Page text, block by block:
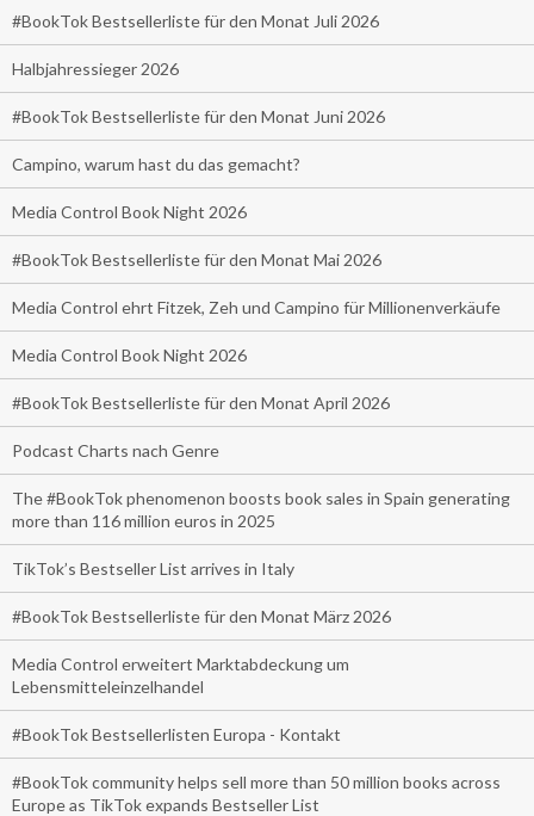
#BookTok Bestsellerliste für den Monat Juli 2026
Halbjahressieger 2026
#BookTok Bestsellerliste für den Monat Juni 2026
Campino, warum hast du das gemacht?
Media Control Book Night 2026
#BookTok Bestsellerliste für den Monat Mai 2026
Media Control ehrt Fitzek, Zeh und Campino für Millionenverkäufe
Media Control Book Night 2026
#BookTok Bestsellerliste für den Monat April 2026
Podcast Charts nach Genre
The #BookTok phenomenon boosts book sales in Spain generating
more than 116 million euros in 2025
TikTok’s Bestseller List arrives in Italy
#BookTok Bestsellerliste für den Monat März 2026
Media Control erweitert Marktabdeckung um
Lebensmitteleinzelhandel
#BookTok Bestsellerlisten Europa - Kontakt
#BookTok community helps sell more than 50 million books across
Europe as TikTok expands Bestseller List